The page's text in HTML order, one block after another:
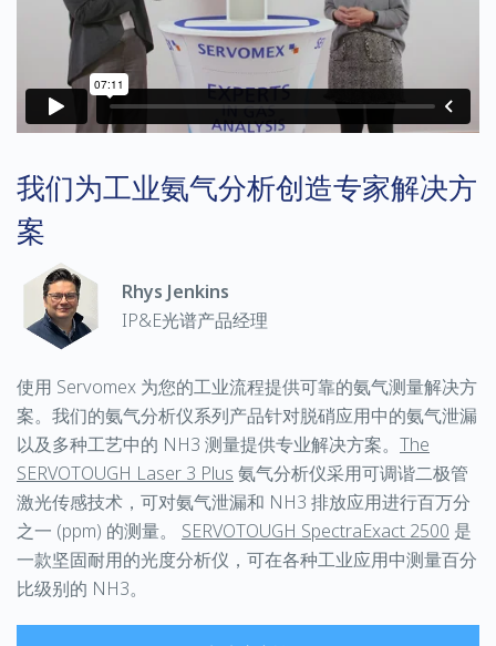
我们为工业氨气分析创造专家解决方
案
Rhys Jenkins
IP&E光谱产品经理
使用 Servomex 为您的工业流程提供可靠的氨气测量解决方
案。我们的氨气分析仪系列产品针对脱硝应用中的氨气泄漏
以及多种工艺中的 NH3 测量提供专业解决方案。 The
SERVOTOUGH Laser 3 Plus 氨气分析仪采用可调谐二极管
激光传感技术，可对氨气泄漏和 NH3 排放应用进行百万分
之一 (ppm) 的测量。 SERVOTOUGH SpectraExact 2500 是
一款坚固耐用的光度分析仪，可在各种工业应用中测量百分
比级别的 NH3。